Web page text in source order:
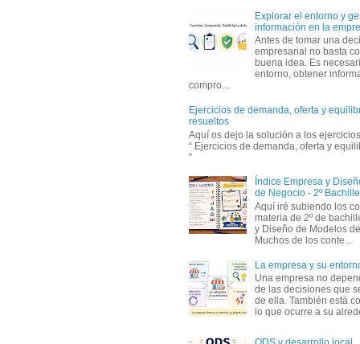
Explorar el entorno y
información en la
Antes de tomar una
empresarial no basta
buena idea. Es
entorno, obtener
compro...
Ejercicios de demanda, oferta y
resueltos
Aquí os dejo la solución a los
“ Ejercicios de demanda, oferta y
”
Índice Empresa y
de Negocio - 2º
Aquí iré subiendo los
materia de 2º de
y Diseño de Modelos
Muchos de los conte...
La empresa y su
Una empresa no
de las decisiones que
de ella. También está
lo que ocurre a su